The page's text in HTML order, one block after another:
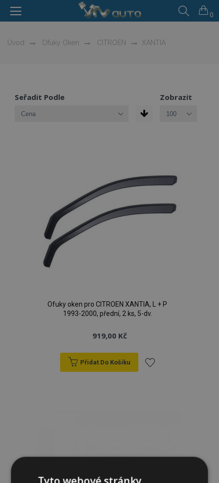
0
Úvod Ofuky Oken CITROEN XANTIA
Seřadit Podle Zobrazit
Ofuky oken pro CITROEN XANTIA, L + P
1993-2000, přední, 2 ks, 5-dv.
919,00 Kč
Přidat Do Košíku